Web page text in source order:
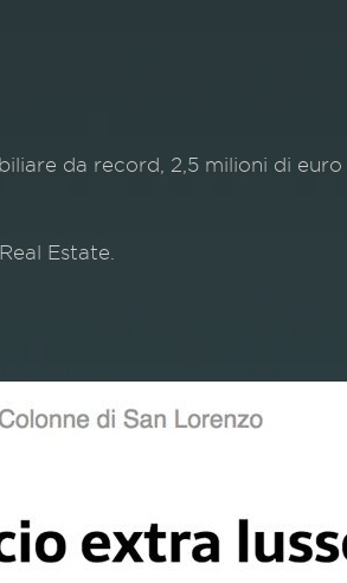
da record, 2,5 milioni di
Estate.